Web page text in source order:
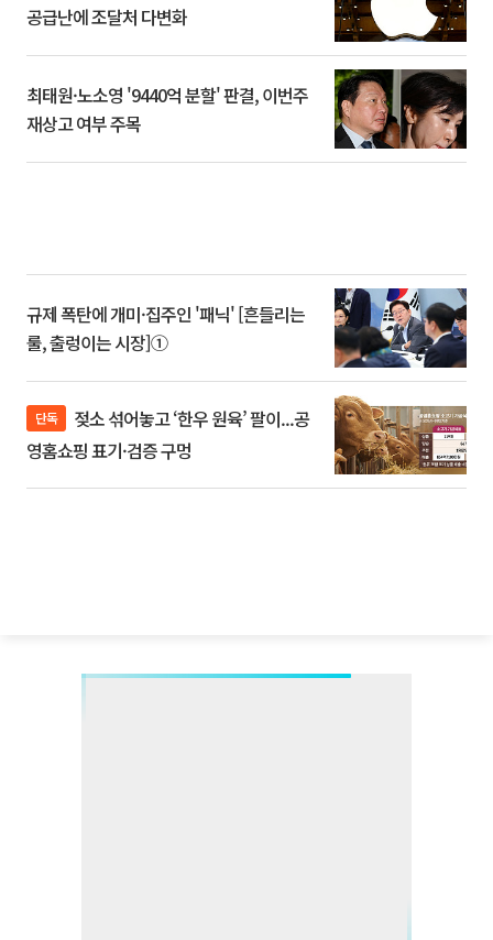
공급난에 조달처 다변화
최태원·노소영 '9440억 분할' 판결, 이번주
재상고 여부 주목
규제 폭탄에 개미·집주인 '패닉' [흔들리는
룰, 출렁이는 시장]①
단독
영홈쇼핑 표기·검증 구멍